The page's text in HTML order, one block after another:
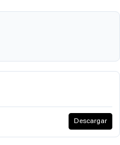
Descargar